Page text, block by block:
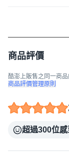
商品評價
酷澎上販售之同一商
商品評價管理原則
超過300位